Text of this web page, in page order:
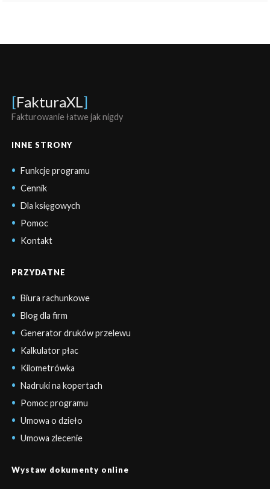
[FakturaXL]
Fakturowanie łatwe jak nigdy
INNE STRONY
Funkcje programu
Cennik
Dla księgowych
Pomoc
Kontakt
PRZYDATNE
Biura rachunkowe
Blog dla firm
Generator druków przelewu
Kalkulator płac
Kilometrówka
Nadruki na kopertach
Pomoc programu
Umowa o dzieło
Umowa zlecenie
Wystaw dokumenty online